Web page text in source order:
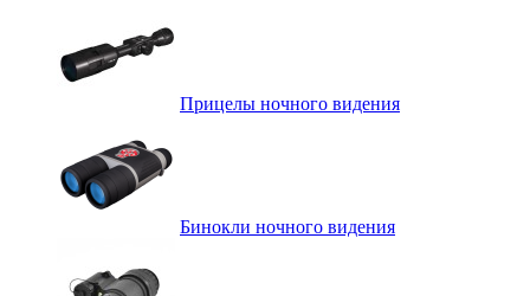
Прицелы ночного видения
Бинокли ночного видения